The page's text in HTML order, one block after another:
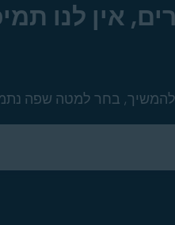
אין לנו